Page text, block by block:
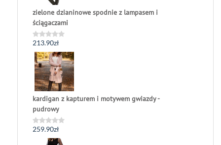
zielone dzianinowe spodnie z lampasem i
ściągaczami
Oceniono
0
na
5
213.90zł
kardigan z kapturem i motywem gwiazdy -
pudrowy
Oceniono
259.90zł